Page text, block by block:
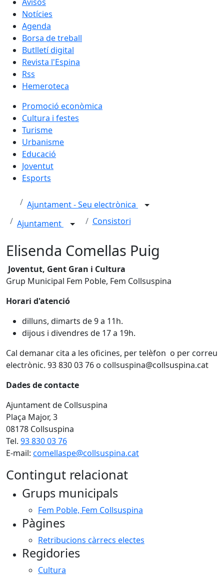
Notícies
Agenda
Borsa de treball
Butlletí digital
Revista l'Espina
Rss
Hemeroteca
Promoció econòmica
Cultura i festes
Turisme
Urbanisme
Educació
Joventut
Esports
Ajuntament - Seu electrònica
Ajuntament
Consistori
Elisenda Comellas Puig
Joventut, Gent Gran i Cultura
Grup Municipal Fem Poble, Fem Collsuspina
Horari d'atenció
dilluns, dimarts de 9 a 11h.
dijous i divendres de 17 a 19h.
Cal demanar cita a les oficines, per telèfon o per correu
electrònic. 93 830 03 76 o collsuspina@collsuspina.cat
Dades de contacte
Ajuntament de Collsuspina
Plaça Major, 3
08178 Collsuspina
Tel. 93 830 03 76
E-mail: comellaspe@collsuspina.cat
Contingut relacionat
Grups municipals
Fem Poble, Fem Collsuspina
Pàgines
Retribucions càrrecs electes
Regidories
Cultura